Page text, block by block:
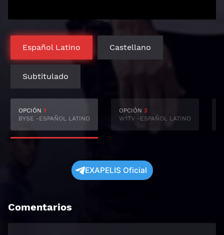
Español Latino Castellano
Subtitulado
OPCIÓN 1
BYSE -ESPAÑOL LATINO
OPCIÓN 2
W1TV -ESPAÑOL LATINO
EXAPELIS Oficial
Comentarios